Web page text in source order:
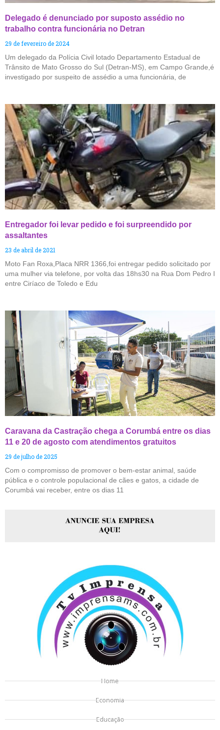
Delegado é denunciado por suposto assédio no
trabalho contra funcionária no Detran
29 de fevereiro de 2024
Um delegado da Polícia Civil lotado Departamento Estadual de
Trânsito de Mato Grosso do Sul (Detran-MS), em Campo Grande,é
investigado por suspeito de assédio a uma funcionária, de
Entregador foi levar pedido e foi surpreendido por
assaltantes
23 de abril de 2021
Moto Fan Roxa,Placa NRR 1366,foi entregar pedido solicitado por
uma mulher via telefone, por volta das 18hs30 na Rua Dom Pedro I
entre Ciríaco de Toledo e Edu
Caravana da Castração chega a Corumbá entre os dias
11 e 20 de agosto com atendimentos gratuitos
29 de julho de 2025
Com o compromisso de promover o bem-estar animal, saúde
pública e o controle populacional de cães e gatos, a cidade de
Corumbá vai receber, entre os dias 11
Home
Economia
Educação